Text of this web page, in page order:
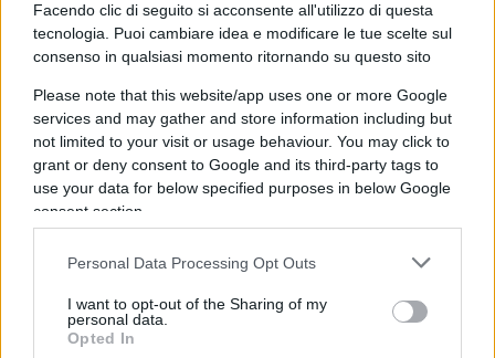
Facendo clic di seguito si acconsente all'utilizzo di questa
tecnologia. Puoi cambiare idea e modificare le tue scelte sul
consenso in qualsiasi momento ritornando su questo sito
Please note that this website/app uses one or more Google
services and may gather and store information including but
not limited to your visit or usage behaviour. You may click to
grant or deny consent to Google and its third-party tags to
use your data for below specified purposes in below Google
consent section.
Personal Data Processing Opt Outs
I want to opt-out of the Sharing of my
personal data.
Opted In
questo nuovo linguaggio, Facci affianca i termini e
i concetti che sono diventati indicibili,
impronunciabili, che ci vergogniamo persino di
pensare, pur essendo parte costitutiva della realtà
che viviamo. Una realtà che spesso rifiutiamo
nelle sue declinazioni oggettive e biologiche, e
che cerchiamo di plasmare attraverso lo
stravolgimento del linguaggio. Daldizionario
emerge un ritratto deformato, e proprio per
e disvelato attraverso quelle stesse parole che
sono, da sempre, un’arma a doppio taglio: capace